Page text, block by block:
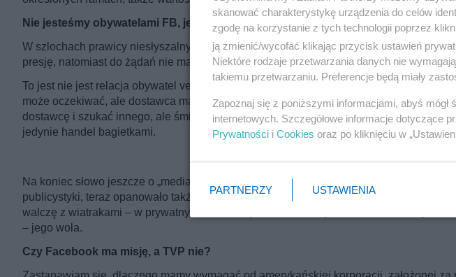
Nie jesteśmy obywatelami FB, jesteśmy konsumentami
W szlochach prawicy niesłyszalny był rozsądny głos min. Streżyńskiej – że z FB
presję, natomiast do żądań nie ma podstawy prawnej.
To jest nie jest relacja obywatel versus społeczność. To jest relacja konsument versus
może oczekiwać, ale dostawca ma prawo decydować, czy te oczekiwania spełni.
dostawcę i szukać innego, ale śmiesznym jest oczekiwanie, że sklep musi mi sprzedać
jedynie handel bagietkami.
Na koniec słowo jeszcze o „mediach tożsamościowych”. To pojęcie uległo
publicystyki, teraz opanowało także informację i dało alibi nierzetelnemu i
walczę z wiatrakami – w prywatnych mediach jest właściciel, jeśli zechce w każdym
– jego wola.
Czy Facebook ma misję, a TVP nie?
skanować charakterystykę urządzenia do celów
zgodę na korzystanie z tych technologii poprzez
ją zmienić/wycofać klikając przycisk ustawień
Niektóre rodzaje przetwarzania danych nie
takiemu przetwarzaniu. Preferencje będą miały
Zapoznaj się z poniższymi informacjami, abyś
internetowych. Szczegółowe informacje dotyczące
Prywatności i Cookies oraz po kliknięciu w
PARTNERZY USTAWIENIA